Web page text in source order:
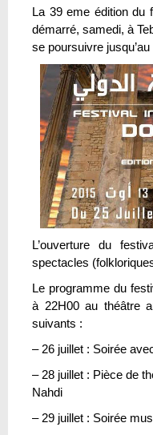
La 39 eme édition du
démarré, samedi, à
se poursuivre
L’ouverture du
spectacles
Le programme du
à 22H00 au théâtre
suivants :
– 26 juillet : Soirée
– 28 juillet : Pièce de
Nahdi
– 29 juillet : Soirée